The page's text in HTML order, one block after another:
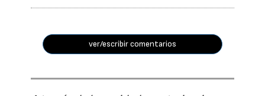
ver/escribir comentarios